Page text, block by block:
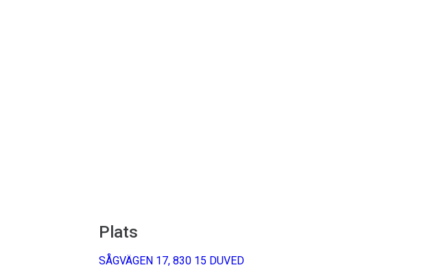
Plats
SÅGVÄGEN 17, 830 15 DUVED